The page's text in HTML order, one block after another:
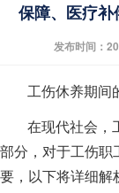
保障、医疗
发布时间：
工伤休养期间
在现代社会，
部分，对于工伤职
要，以下将详细解